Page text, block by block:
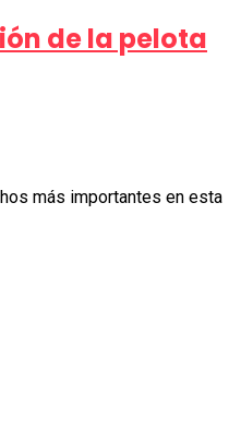
de la pelota
más importantes en esta